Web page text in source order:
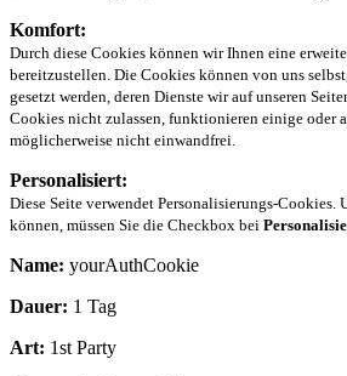
Komfort:
Durch diese Cookies können wir Ihnen eine
bereitzustellen. Die Cookies können von uns
gesetzt werden, deren Dienste wir auf unseren
Cookies nicht zulassen, funktionieren einige oder
möglicherweise nicht einwandfrei.
Personalisiert:
Diese Seite verwendet Personalisierungs-Cookies.
können, müssen Sie die Checkbox bei
Name: yourAuthCookie
Dauer: 1 Tag
Art: 1st Party